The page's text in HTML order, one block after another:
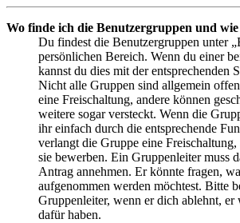
Wo finde ich die Benutzergruppen und
Du findest die Benutzergruppen unter
persönlichen Bereich. Wenn du einer
kannst du dies mit der entsprechenden
Nicht alle Gruppen sind allgemein
eine Freischaltung, andere können
weitere sogar versteckt. Wenn die
ihr einfach durch die entsprechende
verlangt die Gruppe eine
sie bewerben. Ein Gruppenleiter muss
Antrag annehmen. Er könnte fragen,
aufgenommen werden möchtest. Bitte
Gruppenleiter, wenn er dich ablehnt,
dafür haben.